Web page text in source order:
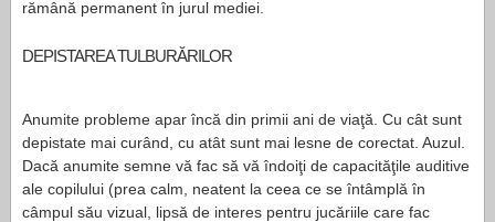
rămână perma­nent în jurul mediei.
DEPISTAREA TULBURĂRILOR
Anumite probleme apar încă din primii ani de viaţă. Cu cât sunt
depistate mai curând, cu atât sunt mai lesne de corectat. Auzul.
Dacă anumite semne vă fac să vă îndoiţi de capaci­tăţile auditive
ale copilului (prea calm, neatent la ceea ce se întâmplă în
câmpul său vizual, lipsă de interes pen­tru jucăriile care fac